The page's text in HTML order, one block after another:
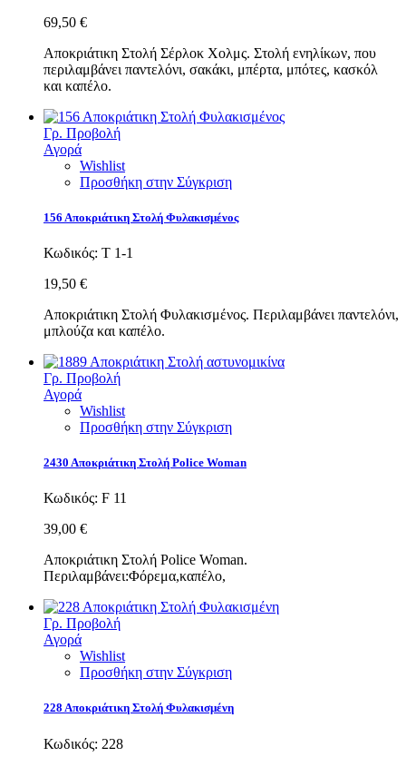
69,50 €
Αποκριάτικη Στολή Σέρλοκ Χολμς. Στολή ενηλίκων, που
περιλαμβάνει παντελόνι, σακάκι, μπέρτα, μπότες, κασκόλ
και καπέλο.
Γρ. Προβολή
Αγορά
Wishlist
Προσθήκη στην Σύγκριση
156 Αποκριάτικη Στολή Φυλακισμένος
Κωδικός: Τ 1-1
19,50 €
Αποκριάτικη Στολή Φυλακισμένος. Περιλαμβάνει παντελόνι,
μπλούζα και καπέλο.
Γρ. Προβολή
Αγορά
Wishlist
Προσθήκη στην Σύγκριση
2430 Αποκριάτικη Στολή Police Woman
Κωδικός: F 11
39,00 €
Αποκριάτικη Στολή Police Woman.
Περιλαμβάνει:Φόρεμα,καπέλο,
Γρ. Προβολή
Αγορά
Wishlist
Προσθήκη στην Σύγκριση
228 Αποκριάτικη Στολή Φυλακισμένη
Κωδικός: 228